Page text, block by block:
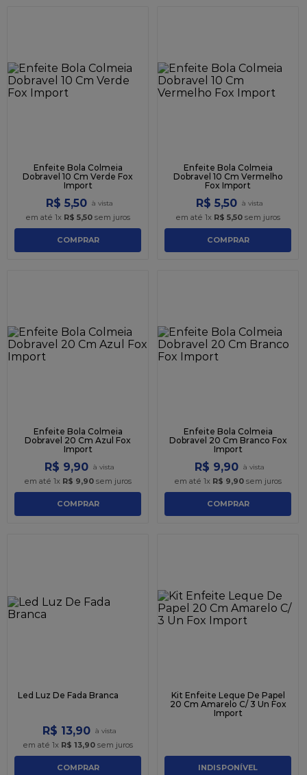
Enfeite Bola Colmeia
Dobravel 10 Cm Verde Fox
Import
R$ 5,50
em até 1x R$ 5,50 sem juros
COMPRAR
Enfeite Bola Colmeia
Dobravel 10 Cm Vermelho
Fox Import
R$ 5,50
em até 1x R$ 5,50 sem juros
COMPRAR
Enfeite Bola Colmeia
Dobravel 20 Cm Azul Fox
Import
R$ 9,90
em até 1x R$ 9,90 sem juros
COMPRAR
Enfeite Bola Colmeia
Dobravel 20 Cm Branco Fox
Import
R$ 9,90
em até 1x R$ 9,90 sem juros
COMPRAR
Led Luz De Fada Branca
R$ 13,90
em até 1x R$ 13,90 sem juros
COMPRAR
Kit Enfeite Leque De Papel
20 Cm Amarelo C/ 3 Un Fox
Import
INDISPONÍVEL